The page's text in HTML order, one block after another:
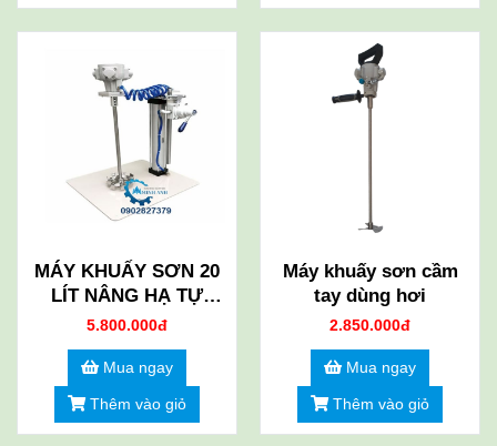
MÁY KHUẤY SƠN 20
LÍT NÂNG HẠ TỰ
ĐỘNG
5.800.000đ
Mua ngay
Thêm vào giỏ
Máy khuấy sơn cầm
tay dùng hơi
2.850.000đ
Mua ngay
Thêm vào giỏ